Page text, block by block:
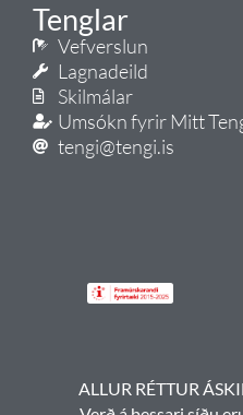
Tenglar
Vefverslun
Lagnadeild
Skilmálar
Umsókn fyrir Mitt
tengi@tengi.is
ALLUR RÉTTUR